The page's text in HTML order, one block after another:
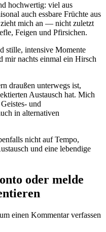
hochwertig: viel aus
auch essbare Früchte aus
zieht mich an — nicht zuletzt
Feigen und Pfirsichen.
stille, intensive Momente
mir nachts einmal ein Hirsch
draußen unterwegs ist,
Austausch hat. Mich
und
in alternativen
nicht auf Tempo,
und eine lebendige
oder melde
einen Kommentar verfassen